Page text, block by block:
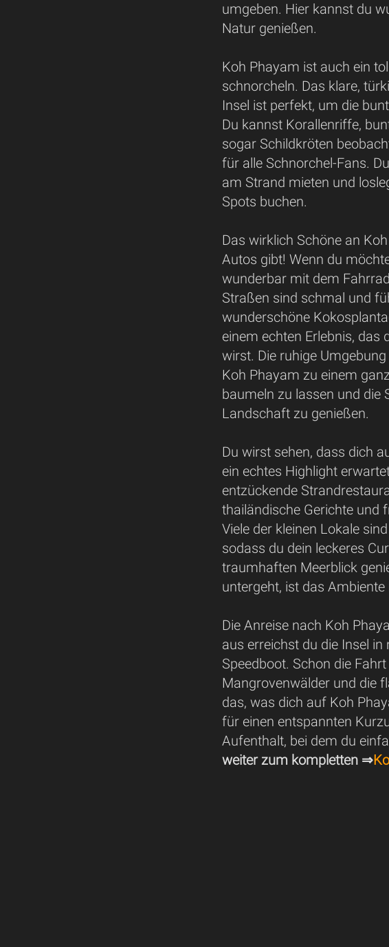
umgeben. Hier kannst du
Natur genießen.
Koh Phayam ist auch ein
schnorcheln. Das klare,
Insel ist perfekt, um die
Du kannst Korallenriffe,
sogar Schildkröten
für alle Schnorchel-Fans.
am Strand mieten und
Spots buchen.
Das wirklich Schöne an
Autos gibt! Wenn du
wunderbar mit dem
Straßen sind schmal und
wunderschöne
einem echten Erlebnis, das
wirst. Die ruhige
Koh Phayam zu einem
baumeln zu lassen und die
Landschaft zu genießen.
Du wirst sehen, dass dich
ein echtes Highlight
entzückende
thailändische Gerichte und
Viele der kleinen Lokale
sodass du dein leckeres
traumhaften Meerblick
untergeht, ist das
Die Anreise nach Koh
aus erreichst du die Insel
Speedboot. Schon die
Mangrovenwälder und die
das, was dich auf Koh
für einen entspannten
Aufenthalt, bei dem du
weiter zum kompletten ⇒